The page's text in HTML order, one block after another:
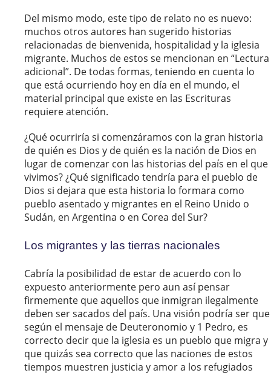
Del mismo modo, este tipo de relato no es nuevo:
muchos otros autores han sugerido historias
relacionadas de bienvenida, hospitalidad y la iglesia
migrante. Muchos de estos se mencionan en “Lectura
adicional”. De todas formas, teniendo en cuenta lo
que está ocurriendo hoy en día en el mundo, el
material principal que existe en las Escrituras
requiere atención.
¿Qué ocurriría si comenzáramos con la gran historia
de quién es Dios y de quién es la nación de Dios en
lugar de comenzar con las historias del país en el que
vivimos? ¿Qué significado tendría para el pueblo de
Dios si dejara que esta historia lo formara como
pueblo asentado y migrantes en el Reino Unido o
Sudán, en Argentina o en Corea del Sur?
Los migrantes y las tierras nacionales
Cabría la posibilidad de estar de acuerdo con lo
expuesto anteriormente pero aun así pensar
firmemente que aquellos que inmigran ilegalmente
deben ser sacados del país. Una visión podría ser que
según el mensaje de Deuteronomio y 1 Pedro, es
correcto decir que la iglesia es un pueblo que migra y
que quizás sea correcto que las naciones de estos
tiempos muestren justicia y amor a los refugiados